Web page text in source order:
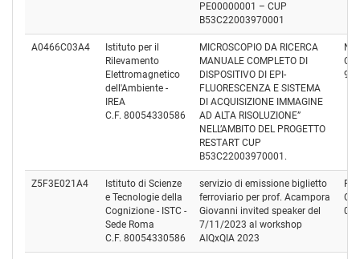
PE00000001 – CUP
B53C22003970001
A0466C03A4
Istituto per il
Rilevamento
Elettromagnetico
dell'Ambiente -
IREA
C.F. 80054330586
MICROSCOPIO DA RICERCA
MANUALE COMPLETO DI
DISPOSITIVO DI EPI-
FLUORESCENZA E SISTEMA
DI ACQUISIZIONE IMMAGINE
AD ALTA RISOLUZIONE”
NELL’AMBITO DEL PROGETTO
RESTART CUP
B53C22003970001.
Z5F3E021A4
Istituto di Scienze
e Tecnologie della
Cognizione - ISTC -
Sede Roma
C.F. 80054330586
servizio di emissione biglietto
ferroviario per prof. Acampora
Giovanni invited speaker del
7/11/2023 al workshop
AIQxQIA 2023